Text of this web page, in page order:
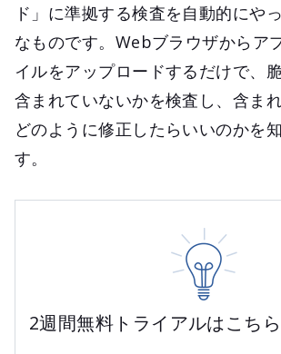
ド」に準拠する検査を自動的にや
なものです。Webブラウザからア
イルをアップロードするだけで、
含まれていないかを検査し、含ま
どのように修正したらいいのかを
す。
2週間無料トライアルはこちら